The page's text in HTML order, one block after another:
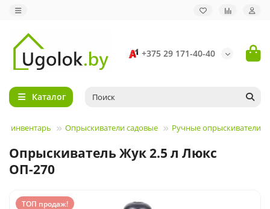
+375 29 171-40-40
Каталог
инвентарь Опрыскиватели садовые Ручные опрыскиватели
Опрыскиватель Жук 2.5 л Люкс
ОП-270
ТОП продаж!